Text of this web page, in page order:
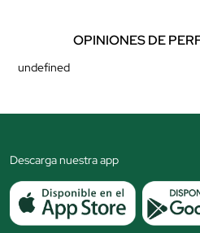
OPINIONES DE
undefined
Descarga nuestra app